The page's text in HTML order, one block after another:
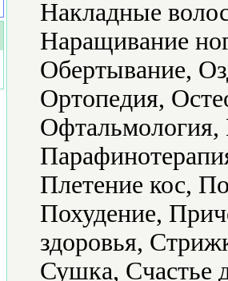
Накладные
Наращивание
Обертывание,
Ортопедия,
Офтальмология,
Плетение кос,
Похудение,
здоровья,
Сушка, Счастье